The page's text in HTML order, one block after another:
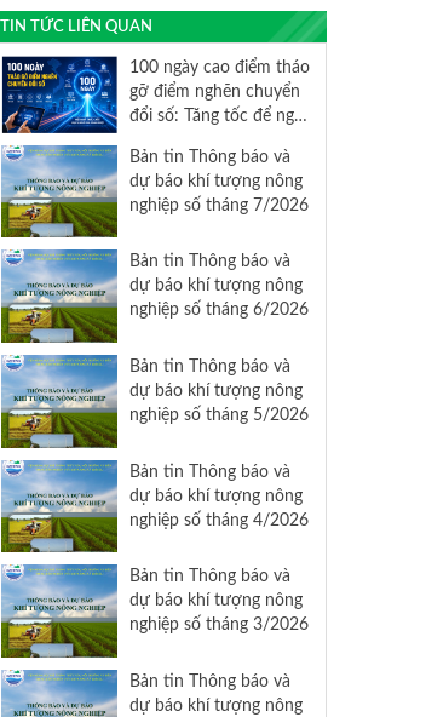
TIN TỨC LIÊN QUAN
100 ngày cao điểm tháo
gỡ điểm nghẽn chuyển
đổi số: Tăng tốc để nghị
sống
Bản tin Thông báo và
dự báo khí tượng nông
nghiệp số tháng 7/2026
Bản tin Thông báo và
dự báo khí tượng nông
nghiệp số tháng 6/2026
Bản tin Thông báo và
dự báo khí tượng nông
nghiệp số tháng 5/2026
Bản tin Thông báo và
dự báo khí tượng nông
nghiệp số tháng 4/2026
Bản tin Thông báo và
dự báo khí tượng nông
nghiệp số tháng 3/2026
Bản tin Thông báo và
dự báo khí tượng nông